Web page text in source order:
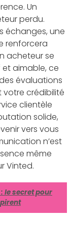
Un
perdu.
échanges, une
renforcera
acheteur se
aimable, ce
évaluations
crédibilité
clientèle
solide,
vers vous
n’est
même
Vinted.
le secret pour